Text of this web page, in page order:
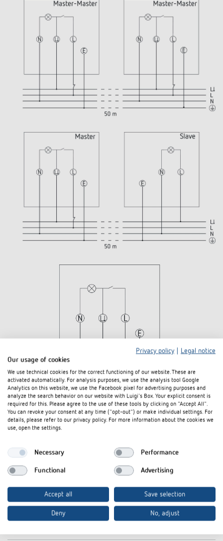
Bedienungsanleitung
theLeda S8/S17-
Lichtverteilungskurve ZIP theLeda S8 S17 LDT (374,1 kB)
Information Notice EU
theLeda S8-100 WH-Information
Privacy policy
Legal notice
Our usage of cookies
We use technical cookies for the correct functioning of our website. These are
activated automatically. For analysis purposes, we use the analysis tool Google
Analytics on this website, we use the Facebook pixel for advertising purposes and
analyze the search behavior on our website with Luigi's Box. Your explicit consent is
required for this. Please agree to the use of these tools by clicking on "Accept All".
You can revoke your consent at any time ("opt-out") or make individual settings. For
details, please refer to our privacy policy. For more information about the cookies we
use, open the settings.
Necessary Performance
Functional Advertising
Accept all Save selection
Deny No, adjust